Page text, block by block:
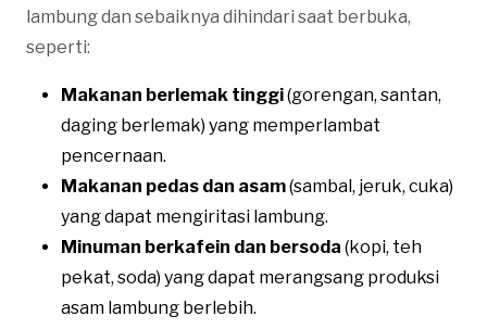
lambung dan sebaiknya dihindari saat berbuka,
seperti:
Makanan berlemak tinggi(gorengan, santan,
daging berlemak) yang memperlambat
pencernaan.
Makanan pedas dan asam(sambal, jeruk, cuka)
yang dapat mengiritasi lambung.
Minuman berkafein dan bersoda (kopi, teh
pekat, soda) yang dapat merangsang produksi
asam lambung berlebih.